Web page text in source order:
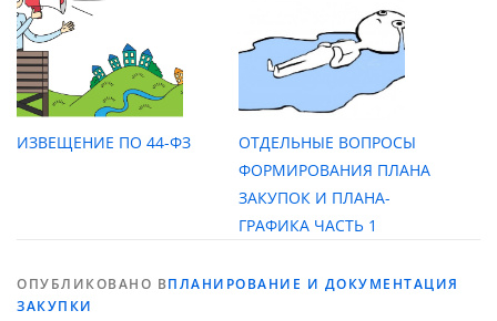
ИЗВЕЩЕНИЕ ПО 44-ФЗ
ОТДЕЛЬНЫЕ ВОПРОСЫ
ФОРМИРОВАНИЯ ПЛАНА
ЗАКУПОК И ПЛАНА-
ГРАФИКА ЧАСТЬ 1
ОПУБЛИКОВАНО ВПЛАНИРОВАНИЕ И ДОКУМЕНТАЦИЯ
ЗАКУПКИ